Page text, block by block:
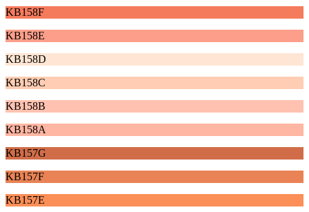
KB158F
KB158E
KB158D
KB158C
KB158B
KB158A
KB157G
KB157F
KB157E